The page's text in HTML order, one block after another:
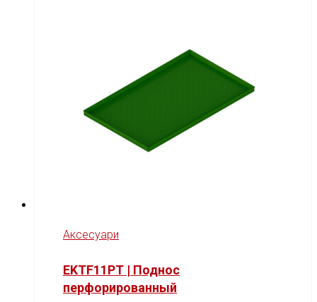
Аксесуари
EKTF11PT | Поднос
перфорированный